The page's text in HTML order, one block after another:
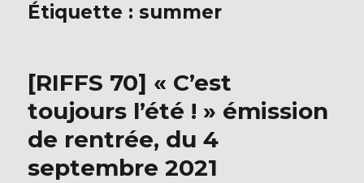
Étiquette :summer
[RIFFS 70] « C’est
toujours l’été ! » émission
de rentrée, du 4
septembre 2021